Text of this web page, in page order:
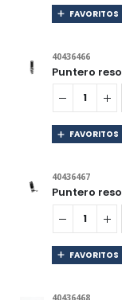
FAVORITOS
40436466
Puntero
FAVORITOS
40436467
Puntero
FAVORITOS
40436468